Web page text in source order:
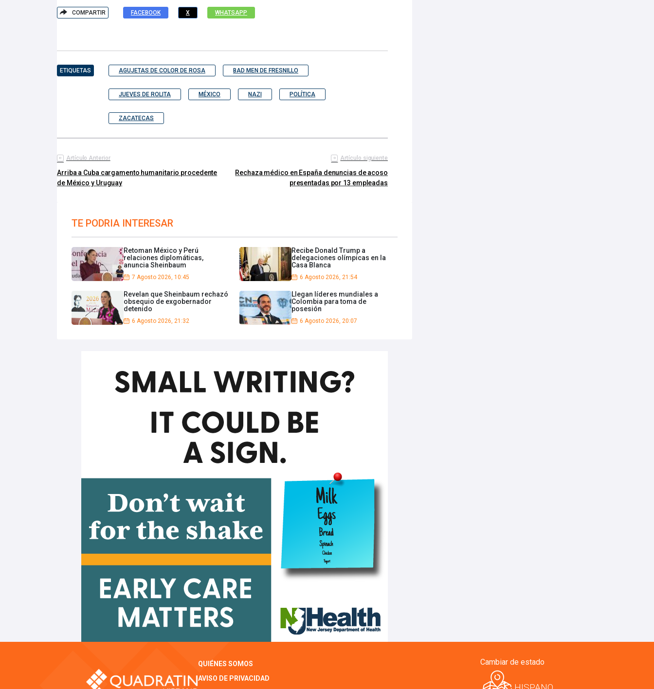
COMPARTIR FACEBOOK X WHATSAPP
ETIQUETAS AGUJETAS DE COLOR DE ROSA BAD MEN DE FRESNILLO
JUEVES DE ROLITA MÉXICO NAZI POLÍTICA
ZACATECAS
Artículo Anterior
Arriba a Cuba cargamento humanitario procedente
de México y Uruguay
Artículo siguiente
Rechaza médico en España denuncias de acoso
presentadas por 13 empleadas
TE PODRIA INTERESAR
Retoman México y Perú
relaciones diplomáticas,
anuncia Sheinbaum
7 Agosto 2026, 10:45
Recibe Donald Trump a
delegaciones olímpicas en la
Casa Blanca
6 Agosto 2026, 21:54
Revelan que Sheinbaum rechazó
obsequio de exgobernador
detenido
6 Agosto 2026, 21:32
Llegan líderes mundiales a
Colombia para toma de
posesión
6 Agosto 2026, 20:07
QUIÉNES SOMOS
AVISO DE PRIVACIDAD
Cambiar de estado